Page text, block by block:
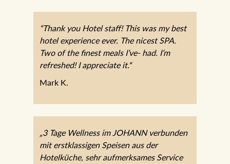
“Thank you Hotel staff! This was my best
hotel experience ever. The nicest SPA.
Two of the finest meals I’ve- had. I’m
refreshed! I appreciate it.“
Mark K.
„3 Tage Wellness im JOHANN verbunden
mit erstklassigen Speisen aus der
Hotelküche, sehr aufmerksames Service